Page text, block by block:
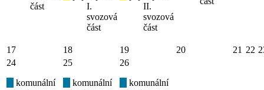
část
I.
svozová
část
II.
svozová
část
17 18 19 20 21 22
24
komunální
25
komunální
26
komunální